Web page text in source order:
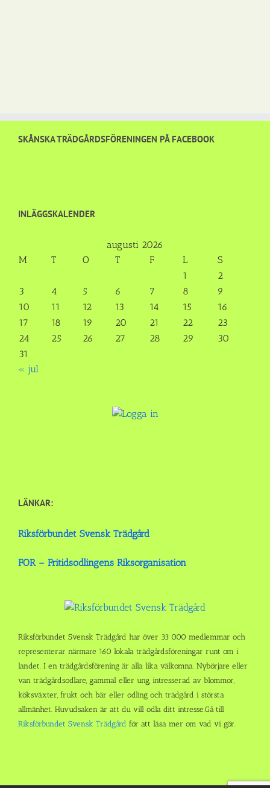
SKÅNSKA TRÄDGÅRDSFÖRENINGEN PÅ FACEBOOK
INLÄGGSKALENDER
augusti 2026
M
T O T F L
S
1
2
3
4 5 6 7 8
9
10
11 12 13 14 15
16
17
18 19 20 21 22
23
24
25 26 27 28 29
30
31
« jul
LÄNKAR:
Riksförbundet Svensk Trädgård
FOR – Fritidsodlingens Riksorganisation
Riksförbundet Svensk Trädgård har över 33 000 medlemmar och
representerar närmare 160 lokala trädgårdsföreningar runt om i
landet. I en trädgårdsförening är alla lika välkomna. Nybörjare eller
van trädgårdsodlare, gammal eller ung, intresserad av blommor,
köksväxter, frukt och bär eller odling och trädgård i största
allmänhet. Huvudsaken är att du vill odla ditt intresse.Gå till
Riksförbundet Svensk Trädgård för att läsa mer om vad vi gör.